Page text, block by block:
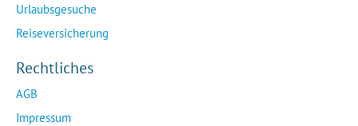
Urlaubsgesuche
Reiseversicherung
Rechtliches
AGB
Impressum